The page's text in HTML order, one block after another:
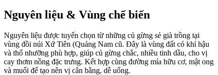
Nguyên liệu & Vùng chế biến
Nguyên liệu được tuyển chọn từ những củ gừng sẻ già trồng tại
vùng đồi núi Xứ Tiên (Quảng Nam cũ. Đây là vùng đất có khí hậu
và thổ nhưỡng phù hợp, giúp củ gừng chắc, nhiều tinh dầu, cho vị
cay thơm nồng đặc trưng. Kết hợp cùng đường mía hữu cơ, mật ong
và muối để tạo nên vị cân bằng, dễ uống.